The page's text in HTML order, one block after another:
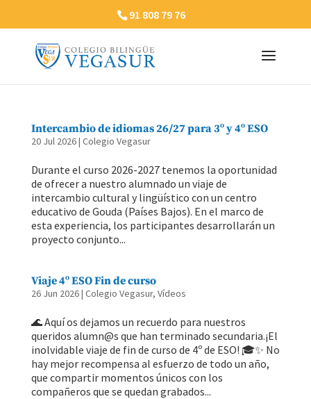
91 808 79 76
Intercambio de idiomas 26/27 para 3º y 4º ESO
20 Jul 2026| Colegio Vegasur
Durante el curso 2026-2027 tenemos la oportunidad
de ofrecer a nuestro alumnado un viaje de
intercambio cultural y lingüístico con un centro
educativo de Gouda (Países Bajos). En el marco de
esta experiencia, los participantes desarrollarán un
proyecto conjunto...
Viaje 4º ESO Fin de curso
26 Jun 2026| Colegio Vegasur, Vídeos
🌊 Aquí os dejamos un recuerdo para nuestros
queridos alumn@s que han terminado secundaria.¡El
inolvidable viaje de fin de curso de 4º de ESO! 🎓✨ No
hay mejor recompensa al esfuerzo de todo un año,
que compartir momentos únicos con los
compañeros que se quedan grabados...